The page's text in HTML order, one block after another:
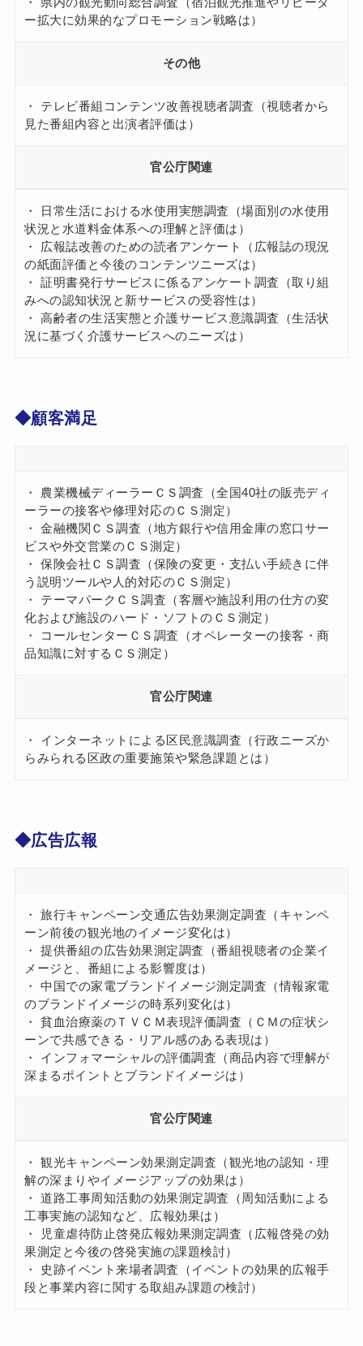
ー拡大に効果的なプロモーション戦略は）
その他
・ テレビ番組コンテンツ改善視聴者調査（視聴者から
見た番組内容と出演者評価は）
官公庁関連
・ 日常生活における水使用実態調査（場面別の水使用
状況と水道料金体系への理解と評価は）
・ 広報誌改善のための読者アンケート（広報誌の現況
の紙面評価と今後のコンテンツニーズは）
・ 証明書発行サービスに係るアンケート調査（取り組
みへの認知状況と新サービスの受容性は）
・ 高齢者の生活実態と介護サービス意識調査（生活状
況に基づく介護サービスへのニーズは）
◆顧客満足
・ 農業機械ディーラーＣＳ調査（全国40社の販売ディ
ーラーの接客や修理対応のＣＳ測定）
・ 金融機関ＣＳ調査（地方銀行や信用金庫の窓口サー
ビスや外交営業のＣＳ測定）
・ 保険会社ＣＳ調査（保険の変更・支払い手続きに伴
う説明ツールや人的対応のＣＳ測定）
・ テーマパークＣＳ調査（客層や施設利用の仕方の変
化および施設のハード・ソフトのＣＳ測定）
・ コールセンターＣＳ調査（オペレーターの接客・商
品知識に対するＣＳ測定）
官公庁関連
・ インターネットによる区民意識調査（行政ニーズか
らみられる区政の重要施策や緊急課題とは）
◆広告広報
・ 旅行キャンペーン交通広告効果測定調査（キャンペ
ーン前後の観光地のイメージ変化は）
・ 提供番組の広告効果測定調査（番組視聴者の企業イ
メージと、番組による影響度は）
・ 中国での家電ブランドイメージ測定調査（情報家電
のブランドイメージの時系列変化は）
・ 貧血治療薬のＴＶＣＭ表現評価調査（ＣＭの症状シ
ーンで共感できる・リアル感のある表現は）
・ インフォマーシャルの評価調査（商品内容で理解が
深まるポイントとブランドイメージは）
官公庁関連
・ 観光キャンペーン効果測定調査（観光地の認知・理
解の深まりやイメージアップの効果は）
・ 道路工事周知活動の効果測定調査（周知活動による
工事実施の認知など、広報効果は）
・ 児童虐待防止啓発広報効果測定調査（広報啓発の効
果測定と今後の啓発実施の課題検討）
・ 史跡イベント来場者調査（イベントの効果的広報手
段と事業内容に関する取組み課題の検討）